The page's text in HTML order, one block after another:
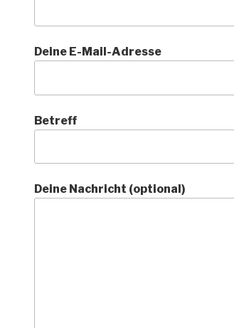
Deine E-Mail-Adresse
Betreff
Deine Nachricht (optional)